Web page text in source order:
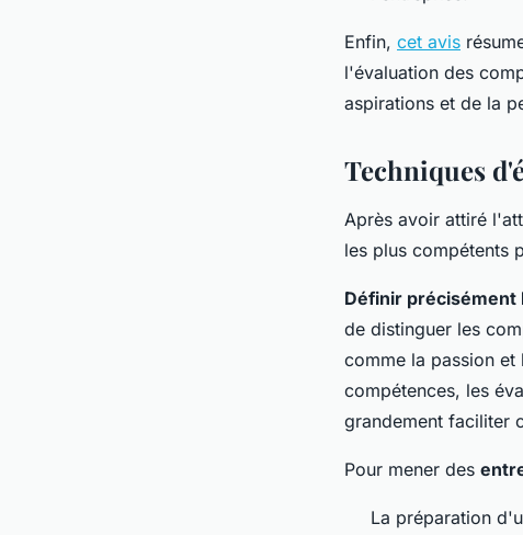
Enfin, cet avis
l'évaluation des
aspirations et de la
Techniques
Après avoir attiré
les plus compétents
Définir précisément
de distinguer les
comme la passion
compétences, les
grandement faciliter
Pour mener des
La préparation